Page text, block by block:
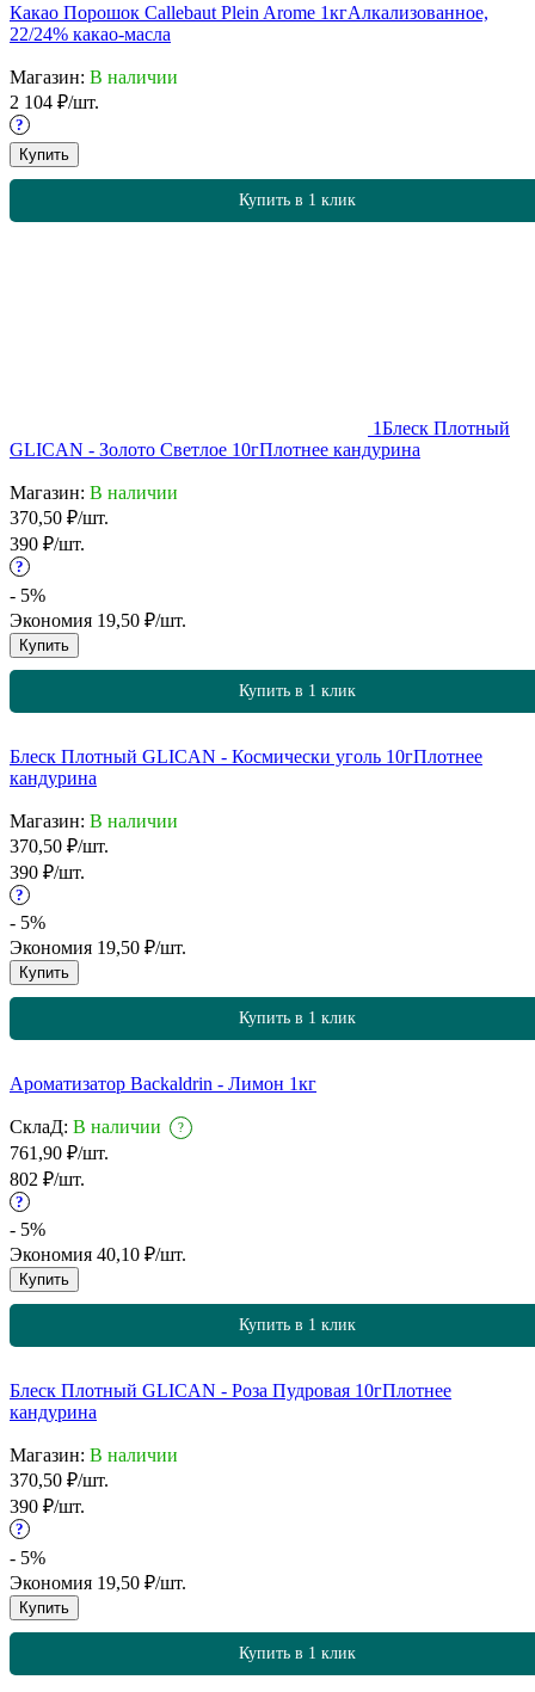
Какао Порошок Callebaut Plein Arome 1кгАлкализованное,
22/24% какао-масла
Магазин: В наличии
2 104 ₽/шт.
?
Купить
Купить в 1 клик
1Блеск Плотный
GLICAN - Золото Светлое 10гПлотнее кандурина
Магазин: В наличии
370,50 ₽/шт.
390 ₽/шт.
?
- 5%
Экономия 19,50 ₽/шт.
Купить
Купить в 1 клик
Блеск Плотный GLICAN - Космически уголь 10гПлотнее
кандурина
Магазин: В наличии
370,50 ₽/шт.
390 ₽/шт.
?
- 5%
Экономия 19,50 ₽/шт.
Купить
Купить в 1 клик
Ароматизатор Backaldrin - Лимон 1кг
СклаД: В наличии ?
761,90 ₽/шт.
802 ₽/шт.
?
- 5%
Экономия 40,10 ₽/шт.
Купить
Купить в 1 клик
Блеск Плотный GLICAN - Роза Пудровая 10гПлотнее
кандурина
Магазин: В наличии
370,50 ₽/шт.
390 ₽/шт.
?
- 5%
Экономия 19,50 ₽/шт.
Купить
Купить в 1 клик